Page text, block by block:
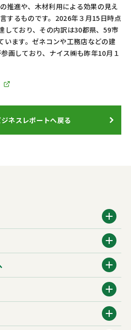
推進や、木材利用による効果の見え
するものです。 2026年３月15 日時点
しており、その内訳は30都県、 59市
います。ゼネコンや工務店などの建
画しており、ナイス㈱も昨年10月１
ネスレポートへ戻る